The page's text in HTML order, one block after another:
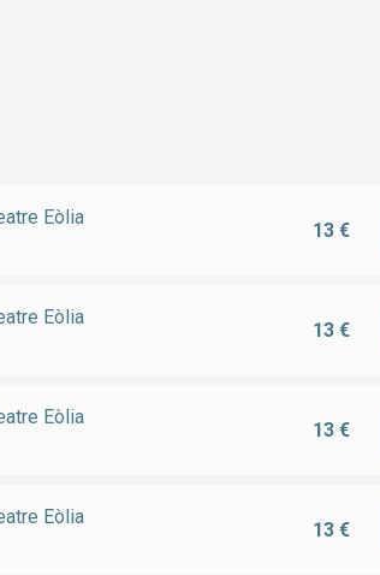
Eòlia
13 €
Eòlia
13 €
Eòlia
13 €
Eòlia
13 €